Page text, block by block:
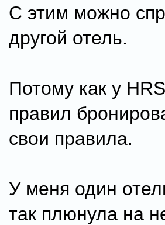
С этим можно
другой отель.
Потому как у
правил
свои правила.
У меня один
так плюнула на